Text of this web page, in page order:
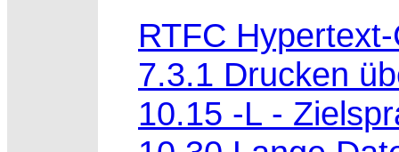
RTFC
7.3.1 Drucken
10.15 -L -